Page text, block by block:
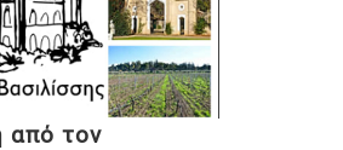
από τον